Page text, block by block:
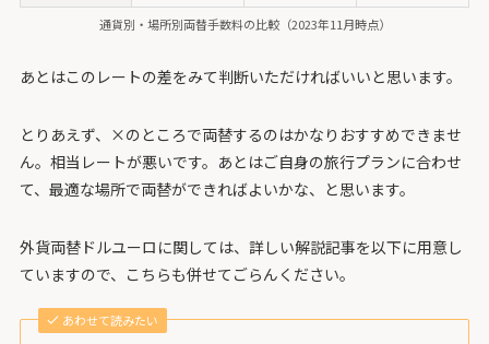
通貨別・場所別両替手数料の比較（2023年11月時点）
あとはこのレートの差をみて判断いただければいいと思います。
とりあえず、×のところで両替するのはかなりおすすめできませ
ん。相当レートが悪いです。あとはご自身の旅行プランに合わせ
て、最適な場所で両替ができればよいかな、と思います。
外貨両替ドルユーロに関しては、詳しい解説記事を以下に用意し
ていますので、こちらも併せてごらんください。
あわせて読みたい